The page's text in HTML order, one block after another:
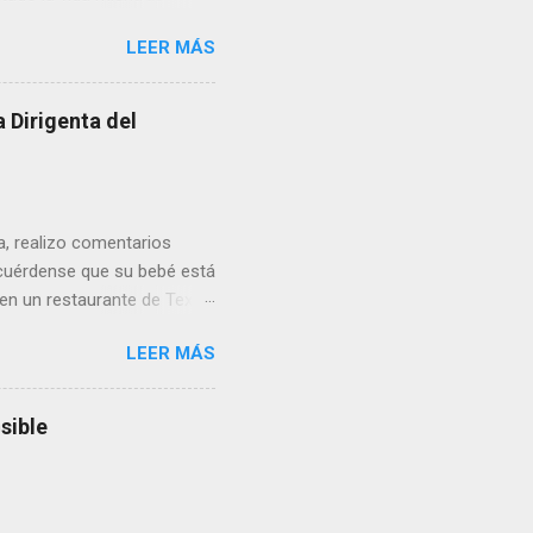
presidente del Club
LEER MÁS
Dirigenta del
realizo comentarios
que su bebé está
un restaurante de Texas
lo mejor en el IMSS?,
o algo?, yo creo que
así de que, 'por
por los vínculos y las
LEER MÁS